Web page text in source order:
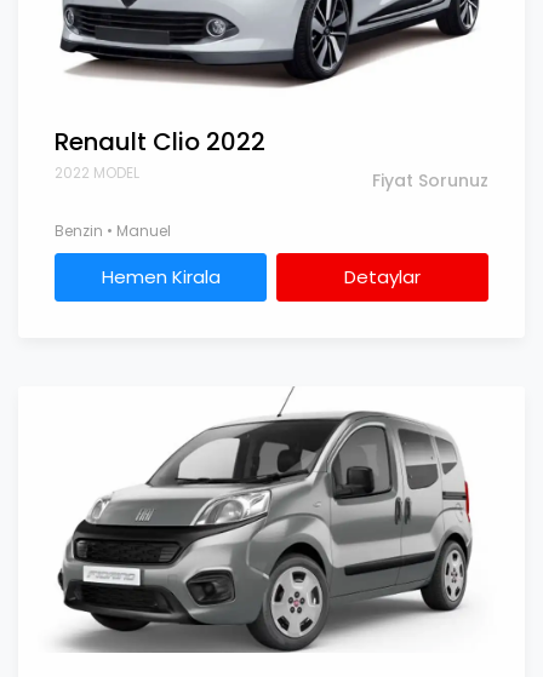
Renault Clio 2022
2022 MODEL Fiyat Sorunuz
Benzin • Manuel
Hemen Kirala Detaylar